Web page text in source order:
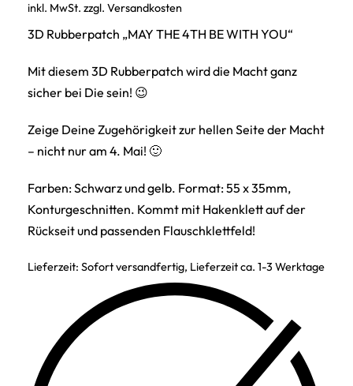
inkl. MwSt. zzgl. Versandkosten
3D Rubberpatch „MAY THE 4TH BE WITH YOU“
Mit diesem 3D Rubberpatch wird die Macht ganz
sicher bei Die sein! 😉
Zeige Deine Zugehörigkeit zur hellen Seite der Macht
– nicht nur am 4. Mai! 🙂
Farben: Schwarz und gelb. Format: 55 x 35mm,
Konturgeschnitten. Kommt mit Hakenklett auf der
Rückseit und passenden Flauschklettfeld!
Lieferzeit: Sofort versandfertig, Lieferzeit ca. 1-3 Werktage